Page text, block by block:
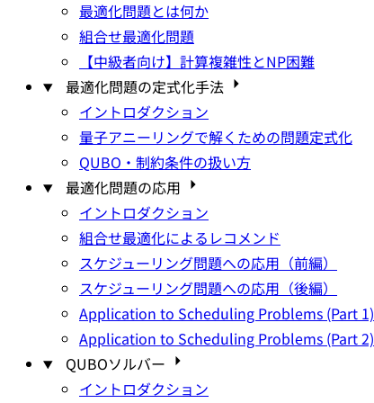
最適化問題とは何か
組合せ最適化問題
【中級者向け】計算複雑性とNP困難
最適化問題の定式化手法
イントロダクション
量子アニーリングで解くための問題定式化
QUBO・制約条件の扱い方
最適化問題の応用
イントロダクション
組合せ最適化によるレコメンド
スケジューリング問題への応用（前編）
スケジューリング問題への応用（後編）
Application to Scheduling Problems (Part 1)
Application to Scheduling Problems (Part 2)
QUBOソルバー
イントロダクション